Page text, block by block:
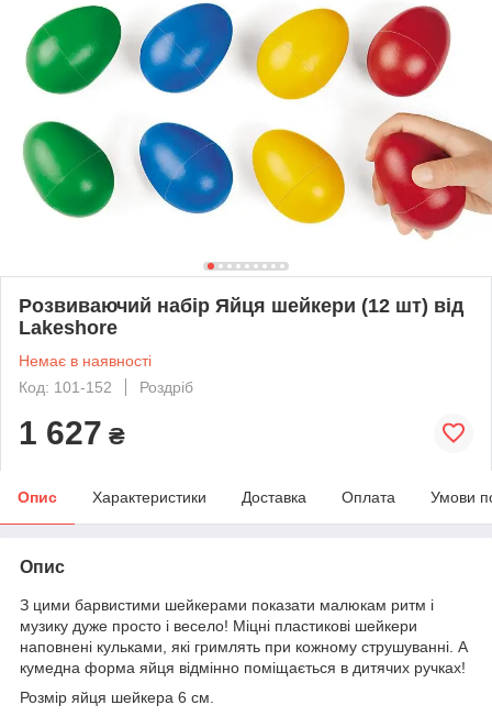
Розвиваючий набір Яйця шейкери (12 шт) від
Lakeshore
Немає в наявності
Код: 101-152
Роздріб
1 627 ₴
Опис Характеристики Доставка Оплата Умови
Опис
З цими барвистими шейкерами показати малюкам ритм і
музику дуже просто і весело! Міцні пластикові шейкери
наповнені кульками, які гримлять при кожному струшуванні. А
кумедна форма яйця відмінно поміщається в дитячих ручках!
Розмір яйця шейкера 6 см.